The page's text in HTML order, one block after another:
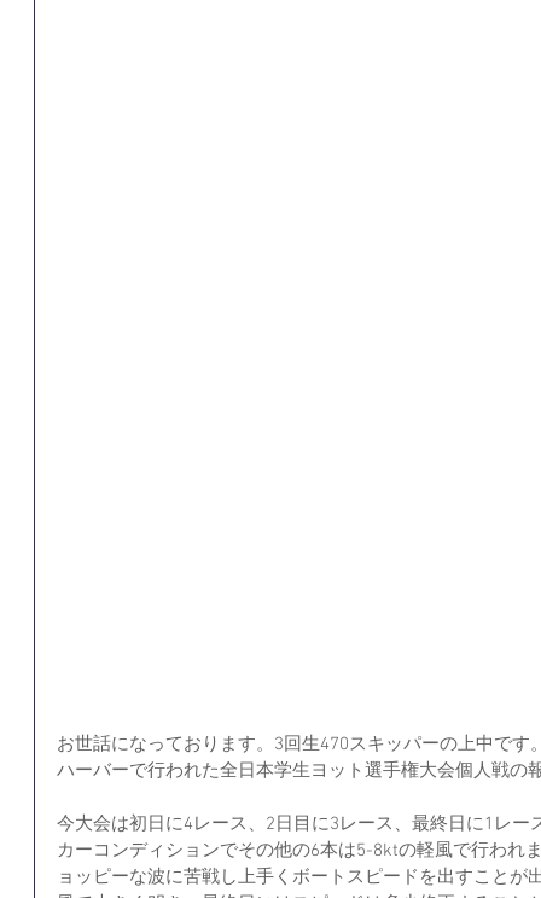
お世話になっております。3回生470スキッパーの上中で
ハーバーで行われた全日本学生ヨット選手権大会個人戦の
今大会は初日に4レース、2日目に3レース、最終日に1レー
カーコンディションでその他の6本は5-8ktの軽風で行われ
ョッピーな波に苦戦し上手くボートスピードを出すことが